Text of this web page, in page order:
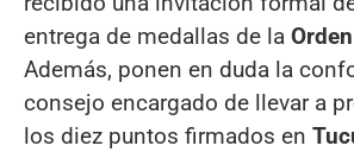
entrega de medallas de la
Además, ponen en duda la
consejo encargado de llevar a
los diez puntos firmados en